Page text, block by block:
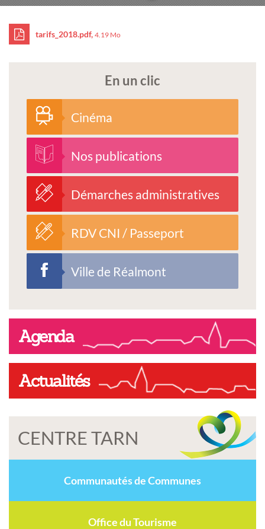
tarifs_2018.pdf, 4.19 Mo
En un clic
Cinéma
Nos publications
Démarches administratives
RDV CNI / Passeport
Ville de Réalmont
Agenda
Actualités
CENTRE TARN
Communautés de Communes
Office du Tourisme